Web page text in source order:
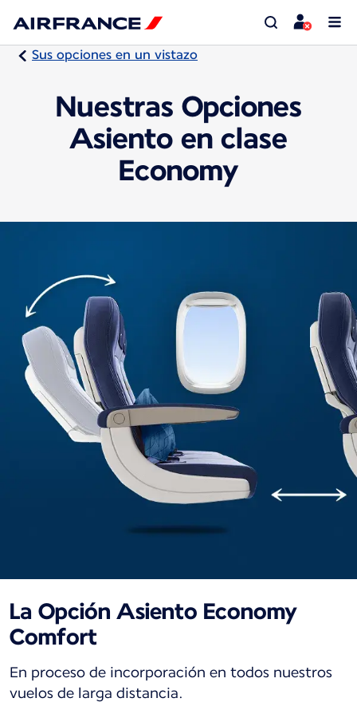
Sus opciones en un vistazo
Nuestras Opciones
Asiento en clase
Economy
La Opción Asiento Economy
Comfort
En proceso de incorporación en todos nuestros
vuelos de larga distancia.